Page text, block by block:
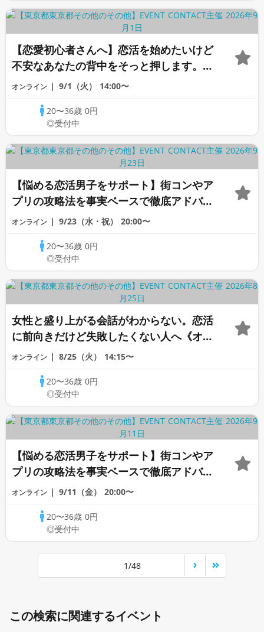
【恋愛初心者さんへ】恋活を始めたいけど
不安なあなたの背中をそっと押します。
《オンライン恋愛相談室》
オンライン 9/1（火） 14:00〜
20〜36歳0円
◎受付中
【悩める恋活男子をサポート】街コンやア
プリの攻略法を事実ベースで徹底アドバイ
ス♡もう恋活で迷わない《オンライン恋愛
オンライン 9/23（水・祝） 20:00〜
20〜36歳0円
◎受付中
女性と盛り上がる会話がわからない。恋活
に前向きだけど失敗したくない人へ《オン
ライン恋愛相談室》
オンライン 8/25（火） 14:15〜
20〜36歳0円
◎受付中
【悩める恋活男子をサポート】街コンやア
プリの攻略法を事実ベースで徹底アドバイ
ス♡もう恋活で迷わない《オンライン恋愛
オンライン 9/11（金） 20:00〜
20〜36歳0円
◎受付中
1/48
この検索に関連するイベント